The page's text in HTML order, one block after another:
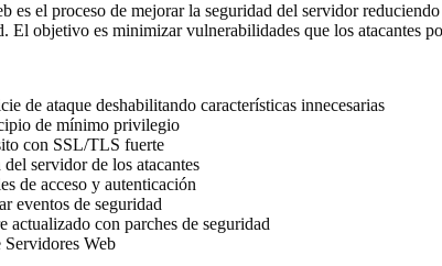
es el proceso de mejorar la seguridad del servidor
El objetivo es minimizar vulnerabilidades que los atacantes
de ataque deshabilitando características innecesarias
de mínimo privilegio
con SSL/TLS fuerte
servidor de los atacantes
de acceso y autenticación
eventos de seguridad
actualizado con parches de seguridad
Web